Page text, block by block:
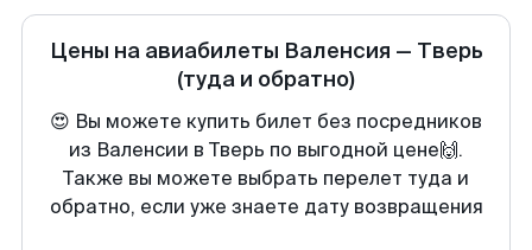
Цены на авиабилеты Валенсия — Тверь
(туда и обратно)
😍 Вы можете купить билет без посредников
из Валенсии в Тверь по выгодной цене🙌.
Также вы можете выбрать перелет туда и
обратно, если уже знаете дату возвращения